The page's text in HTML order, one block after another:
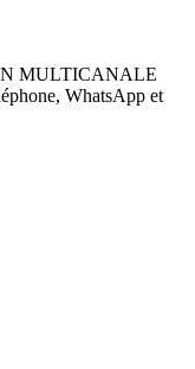
MULTICANALE
WhatsApp et